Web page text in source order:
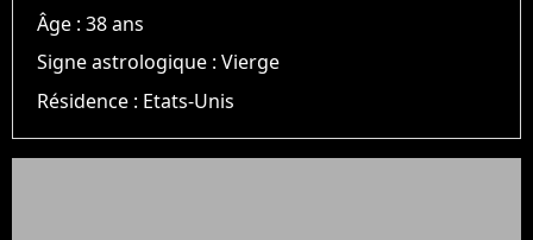
Âge :38 ans
Signe astrologique :Vierge
Résidence : Etats-Unis